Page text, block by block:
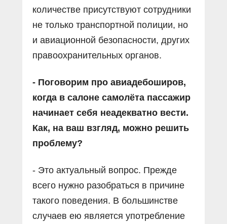
количестве присутствуют сотрудники
не только транспортной полиции, но
и авиационной безопасности, других
правоохранительных органов.
- Поговорим про авиадебоширов,
когда в салоне самолёта пассажир
начинает себя неадекватно вести.
Как, на ваш взгляд, можно решить
проблему?
- Это актуальный вопрос. Прежде
всего нужно разобраться в причине
такого поведения. В большинстве
случаев ею является употребление